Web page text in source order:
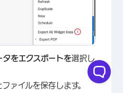
タをエクスポートを選択し
ァイルを保存します。